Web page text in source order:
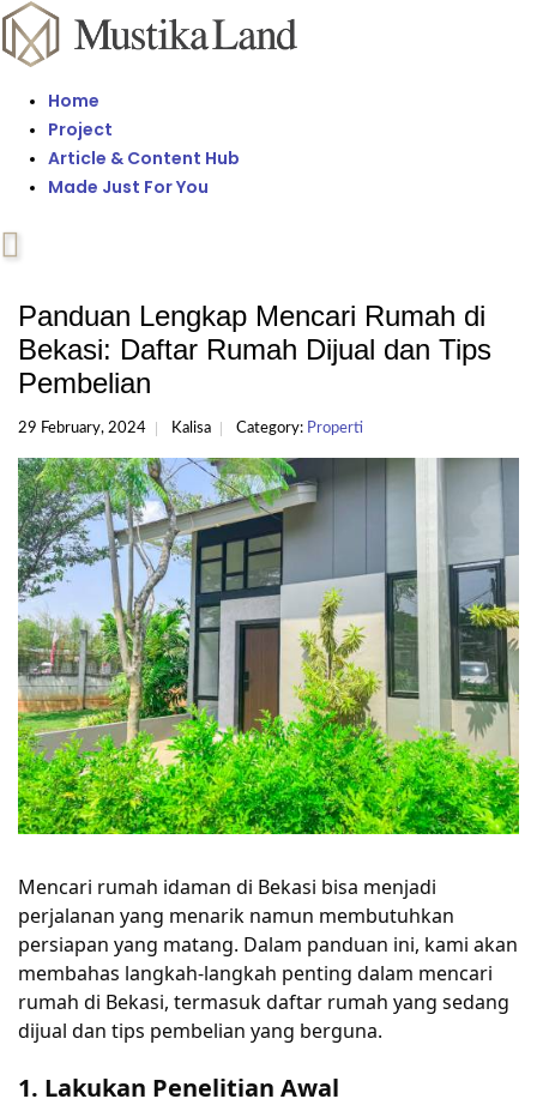
Home
Project
Article & Content Hub
Made Just For You
Panduan Lengkap Mencari Rumah di
Bekasi: Daftar Rumah Dijual dan Tips
Pembelian
29 February, 2024 Kalisa Category: Properti
Mencari rumah idaman di Bekasi bisa menjadi
perjalanan yang menarik namun membutuhkan
persiapan yang matang. Dalam panduan ini, kami akan
membahas langkah-langkah penting dalam mencari
rumah di Bekasi, termasuk daftar rumah yang sedang
dijual dan tips pembelian yang berguna.
1. Lakukan Penelitian Awal